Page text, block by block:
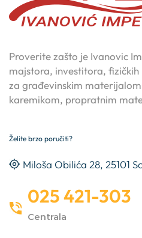
Proverite zašto je Ivanovic
majstora, investitora,
za građevinskim
karemikom, propratnim
Želite brzo poručiti?
Miloša Obilića 28, 25101
025 421-303
Centrala